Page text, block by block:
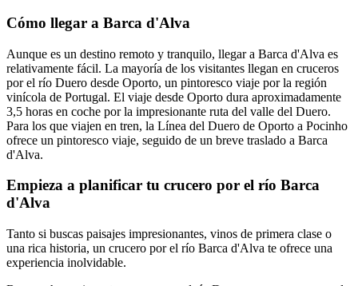
Cómo llegar a Barca d'Alva
Aunque es un destino remoto y tranquilo, llegar a Barca d'Alva es
relativamente fácil. La mayoría de los visitantes llegan en cruceros
por el río Duero desde Oporto, un pintoresco viaje por la región
vinícola de Portugal. El viaje desde Oporto dura aproximadamente
3,5 horas en coche por la impresionante ruta del valle del Duero.
Para los que viajen en tren, la Línea del Duero de Oporto a Pocinho
ofrece un pintoresco viaje, seguido de un breve traslado a Barca
d'Alva.
Empieza a planificar tu crucero por el río Barca
d'Alva
Tanto si buscas paisajes impresionantes, vinos de primera clase o
una rica historia, un crucero por el río Barca d'Alva te ofrece una
experiencia inolvidable.